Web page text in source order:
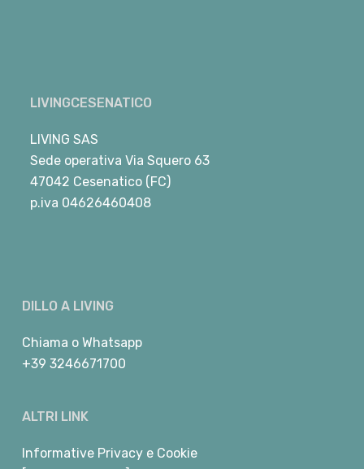
LIVINGCESENATICO
LIVING SAS
Sede operativa Via Squero 63
47042 Cesenatico (FC)
p.iva 04626460408
DILLO A LIVING
Chiama o Whatsapp
+39 3246671700
ALTRI LINK
Informative Privacy e Cookie